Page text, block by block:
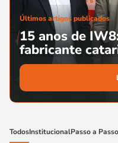
Últimos artigos publicados
15 anos de
fabricante
TodosInstitucionalPasso a Passo